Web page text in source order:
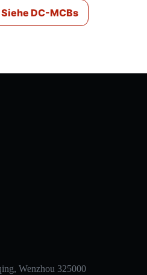
Siehe DC-MCBs
Wenzhou 325000